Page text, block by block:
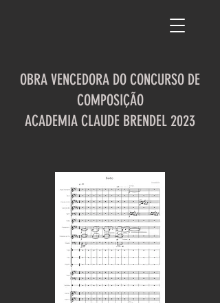
OBRA VENCEDORA DO CONCURSO DE
COMPOSIÇÃO
ACADEMIA CLAUDE BRENDEL 2023